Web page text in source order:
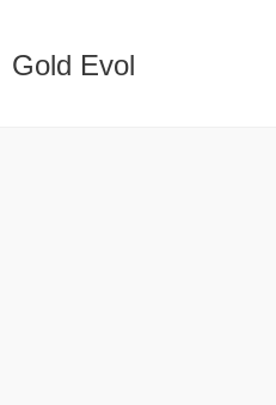
Gold Evol